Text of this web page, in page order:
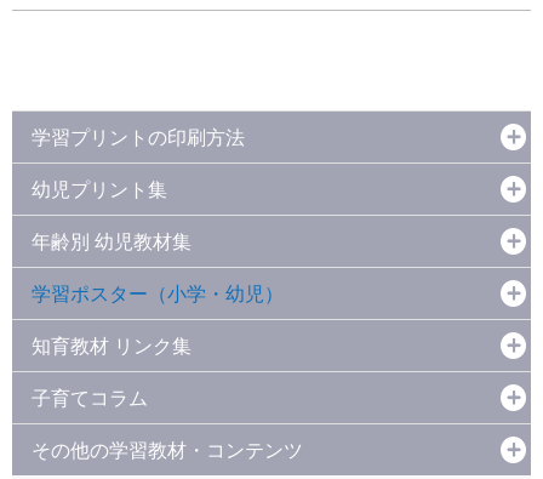
学習プリントの印刷方法
幼児プリント集
年齢別 幼児教材集
学習ポスター（小学・幼児）
知育教材 リンク集
子育てコラム
その他の学習教材・コンテンツ